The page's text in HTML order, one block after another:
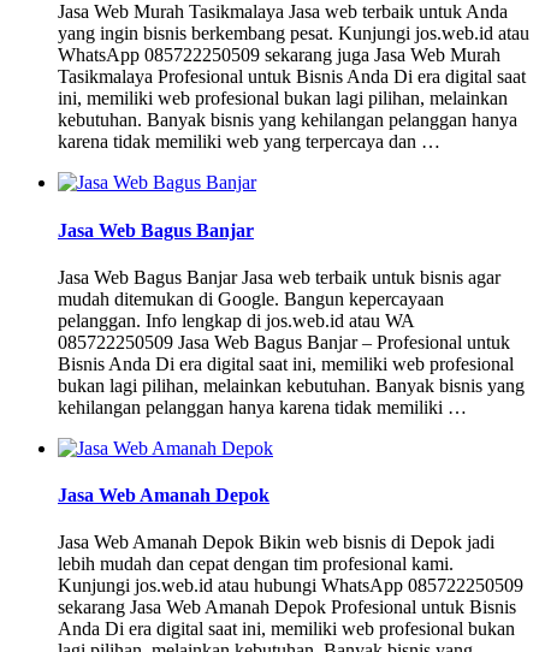
Jasa Web Murah Tasikmalaya Jasa web terbaik untuk Anda
yang ingin bisnis berkembang pesat. Kunjungi jos.web.id atau
WhatsApp 085722250509 sekarang juga Jasa Web Murah
Tasikmalaya Profesional untuk Bisnis Anda Di era digital saat
ini, memiliki web profesional bukan lagi pilihan, melainkan
kebutuhan. Banyak bisnis yang kehilangan pelanggan hanya
karena tidak memiliki web yang terpercaya dan …
Jasa Web Bagus Banjar
Jasa Web Bagus Banjar Jasa web terbaik untuk bisnis agar
mudah ditemukan di Google. Bangun kepercayaan
pelanggan. Info lengkap di jos.web.id atau WA
085722250509 Jasa Web Bagus Banjar – Profesional untuk
Bisnis Anda Di era digital saat ini, memiliki web profesional
bukan lagi pilihan, melainkan kebutuhan. Banyak bisnis yang
kehilangan pelanggan hanya karena tidak memiliki …
Jasa Web Amanah Depok
Jasa Web Amanah Depok Bikin web bisnis di Depok jadi
lebih mudah dan cepat dengan tim profesional kami.
Kunjungi jos.web.id atau hubungi WhatsApp 085722250509
sekarang Jasa Web Amanah Depok Profesional untuk Bisnis
Anda Di era digital saat ini, memiliki web profesional bukan